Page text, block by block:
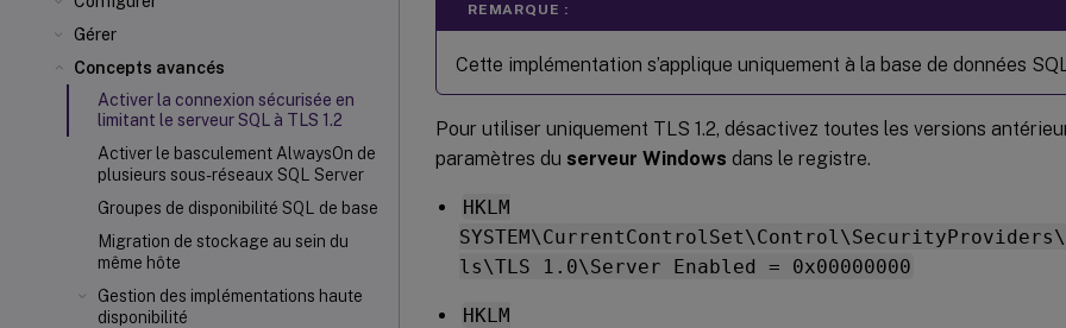
Gérer
Concepts avancés
Activer la connexion sécurisée en
limitant le serveur SQL à TLS 1.2
Activer le basculement AlwaysOn de
plusieurs sous-réseaux SQL Server
Groupes de disponibilité SQL de base
Migration de stockage au sein du
même hôte
Gestion des implémentations haute
disponibilité
REMARQUE :
Cette implémentation s’applique uniquement à la base de données
Pour utiliser uniquement TLS 1.2, désactivez toutes les versions
paramètres du serveur Windows dans le registre.
HKLM
ls\TLS 1.0\Server Enabled = 0x00000000
HKLM